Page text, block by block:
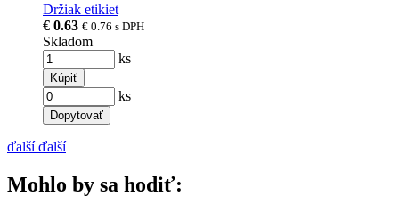
Držiak etikiet
€ 0.63 € 0.76 s DPH
Skladom
ks
Kúpiť
ks
Dopytovať
ďalší ďalší
Mohlo by sa hodiť: